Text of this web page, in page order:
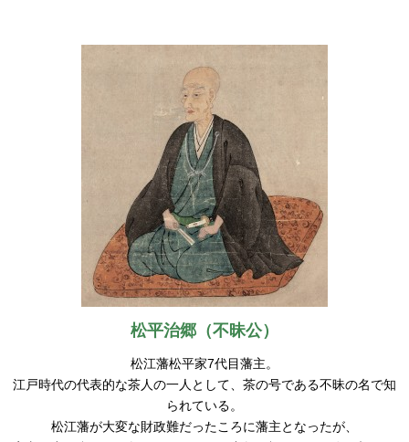
松平治郷（不昧公）
松江藩松平家7代目藩主。
江戸時代の代表的な茶人の一人として、茶の号である不昧の名で知
られている。
松江藩が大変な財政難だったころに藩主となったが、